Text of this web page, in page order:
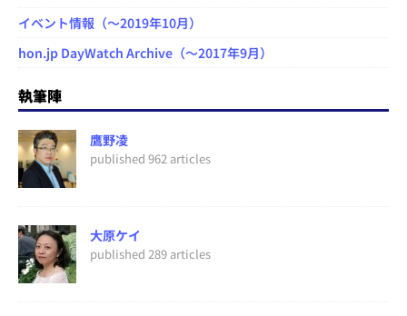
イベント情報（～2019年10月）
hon.jp DayWatch Archive（～2017年9月）
執筆陣
鷹野凌
published 962 articles
大原ケイ
published 289 articles